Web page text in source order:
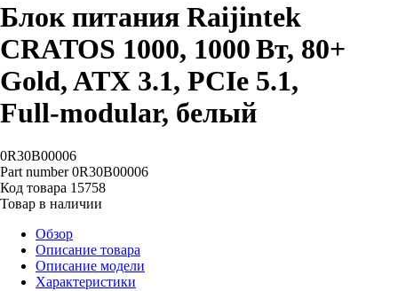
Блок питания Raijintek
CRATOS 1000, 1000 Вт, 80+
Gold, ATX 3.1, PCIe 5.1,
Full‑modular, белый
0R30B00006
Part number 0R30B00006
Код товара 15758
Товар в наличии
Обзор
Описание товара
Описание модели
Характеристики